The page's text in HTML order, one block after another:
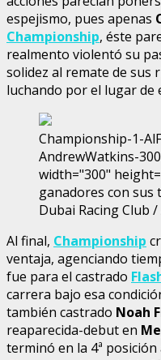
espejismo, pues apenas
Championship, éste
realmento violentó su
solidez al remate de sus
luchando por el lugar de
Championship-1-
AndrewWatkins-
width="300"
ganadores con sus
Dubai Racing Club
Al final, Championship
ventaja, agenciando
fue para el castrado
carrera bajo esa
también castrado Noah
reaparecida-debut en
terminó en la 4ª